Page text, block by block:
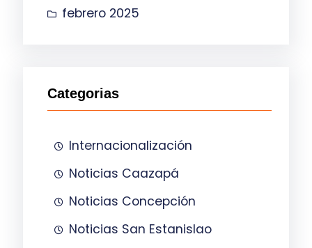
febrero 2025
Categorias
Internacionalización
Noticias Caazapá
Noticias Concepción
Noticias San Estanislao